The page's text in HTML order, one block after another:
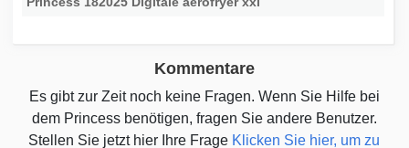
Kommentare
Es gibt zur Zeit noch keine Fragen. Wenn Sie Hilfe bei
dem Princess benötigen, fragen Sie andere Benutzer.
Stellen Sie jetzt hier Ihre Frage Klicken Sie hier, um zu